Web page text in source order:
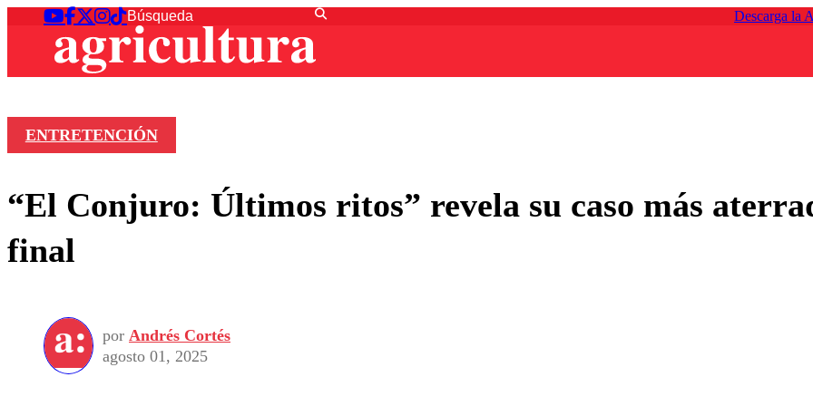
Descarga la
ENTRETENCIÓN
“El Conjuro: Últimos ritos” revela su caso más
final
por Andrés Cortés
agosto 01, 2025